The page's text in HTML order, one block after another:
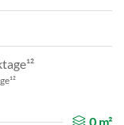
0 m²